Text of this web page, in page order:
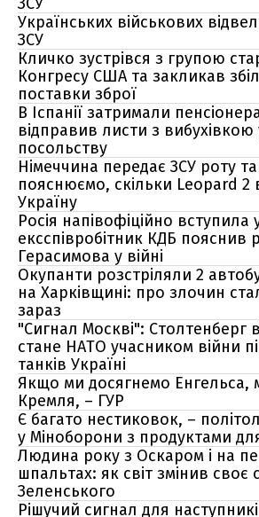
Українських військових
ЗСУ
Кличко зустрівся з групою
Конгресу США та закликав
поставки зброї
В Іспанії затримали
відправив листи з вибухівкою
посольству
Німеччина передає ЗСУ роту
пояснюємо, скільки Leopard 2
Україну
Росія напівофіційно вступила
ексспівробітник КДБ пояснив
Герасимова у війні
Окупанти розстріляли 2
на Харківщині: про злочин
зараз
"Сигнал Москві": Столтенберг
стане НАТО учасником війни
танків Україні
Якщо ми досягнемо Енгельса,
Кремля, – ГУР
Є багато нестиковок, –
у Міноборони з продуктами
Людина року з Оскаром і на
шпальтах: як світ змінив своє
Зеленського
Рішучий сигнал для